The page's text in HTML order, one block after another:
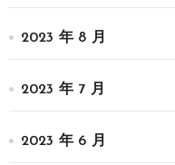
2023 年 8 月
2023 年 7 月
2023 年 6 月